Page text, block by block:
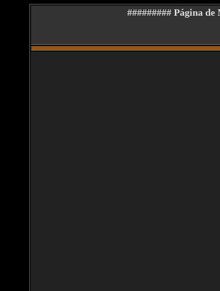
######### Página